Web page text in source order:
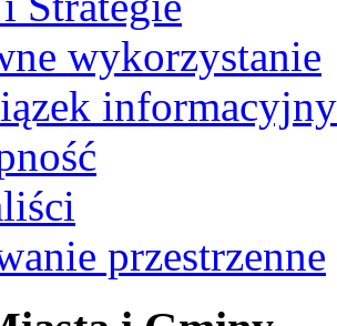
wykorzystanie
informacyjny
przestrzenne